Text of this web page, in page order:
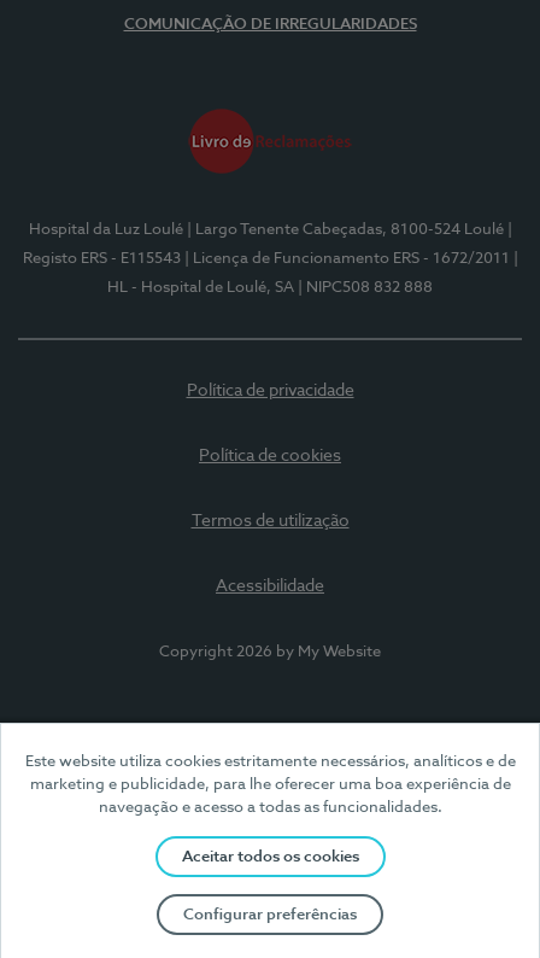
Este website utiliza cookies estritamente necessários, analíticos e de
marketing e publicidade, para lhe oferecer uma boa experiência de
navegação e acesso a todas as funcionalidades.
Aceitar todos os cookies
Configurar preferências
COMUNICAÇÃO DE IRREGULARIDADES
Hospital da Luz Loulé | Largo Tenente Cabeçadas, 8100-524 Loulé
Registo ERS - E115543
| Licença de Funcionamento ERS - 1672/2011
HL - Hospital de Loulé, SA
| NIPC508 832 888
Política de privacidade
Política de cookies
Termos de utilização
Acessibilidade
Copyright 2026 by My Website